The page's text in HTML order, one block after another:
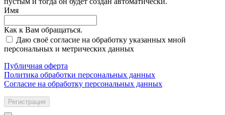
Имя
Как к Вам обращаться.
Даю своё согласие на обработку указанных мной
персональных и метрических данных
Публичная оферта
Политика обработки персональных данных
Согласие на обработку персональных данных
Регистрация